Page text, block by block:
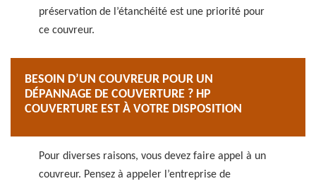
préservation de l’étanchéité est une priorité pour
ce couvreur.
BESOIN D’UN COUVREUR POUR UN
DÉPANNAGE DE COUVERTURE ? HP
COUVERTURE EST À VOTRE DISPOSITION
Pour diverses raisons, vous devez faire appel à un
couvreur. Pensez à appeler l’entreprise de